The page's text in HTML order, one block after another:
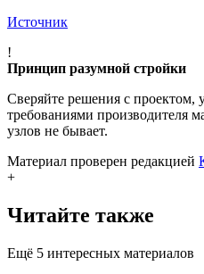
Источник
!
Принцип разумной стройки
Сверяйте решения с проектом,
требованиями производителя
узлов не бывает.
Материал проверен редакцией
+
Читайте также
Ещё 5 интересных материалов